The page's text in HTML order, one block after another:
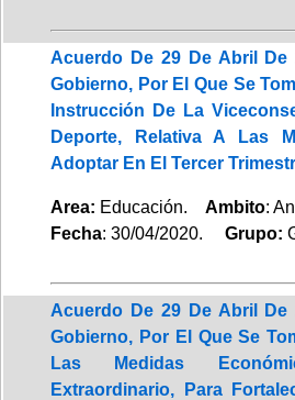
Acuerdo De 29 De Abril De
Gobierno, Por El Que Se
Instrucción De La
Deporte, Relativa A Las
Adoptar En El Tercer
Area: Educación. Ambito:
Fecha: 30/04/2020. Grupo:
Acuerdo De 29 De Abril De
Gobierno, Por El Que Se
Las Medidas
Extraordinario, Para